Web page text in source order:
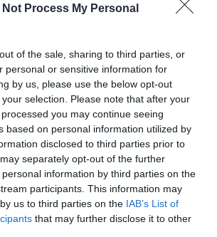
Not Process My Personal
of the sale, sharing to third parties, or
personal or sensitive information for
by us, please use the below opt-out
selection. Please note that after your
you may continue seeing
based on personal information utilized by
disclosed to third parties prior to
separately opt-out of the further
information by third parties on the
participants. This information may
us to third parties on the IAB’s List of
that may further disclose it to other
προφίλ, που θα
δομές και θα κάνουν
Εφόσον απαντηθεί θετικά,
του Ευρωπαίου
γίνεται πιο αυστηρό,
είναι πραγματικά δικαιούχος
τίποτα από τα δικαιώματά
ως προτεινόμενη
πηγή στην Google